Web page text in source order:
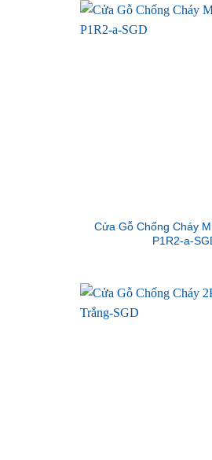
Cửa Gỗ Chống Cháy
P1R2-a-